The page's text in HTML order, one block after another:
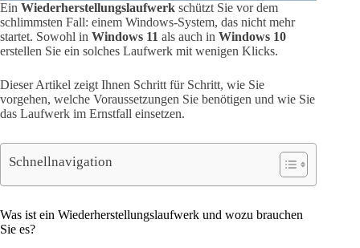
Ein Wiederherstellungslaufwerk schützt Sie vor dem
schlimmsten Fall: einem Windows-System, das nicht mehr
startet. Sowohl in Windows 11 als auch in Windows 10
erstellen Sie ein solches Laufwerk mit wenigen Klicks.
Dieser Artikel zeigt Ihnen Schritt für Schritt, wie Sie
vorgehen, welche Voraussetzungen Sie benötigen und wie Sie
das Laufwerk im Ernstfall einsetzen.
Schnellnavigation
Was ist ein Wiederherstellungslaufwerk und wozu brauchen
Sie es?